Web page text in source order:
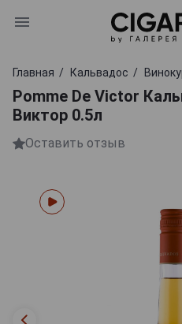
Главная Кальвадос
Pomme De Victor
Виктор 0.5л
Оставить отзыв